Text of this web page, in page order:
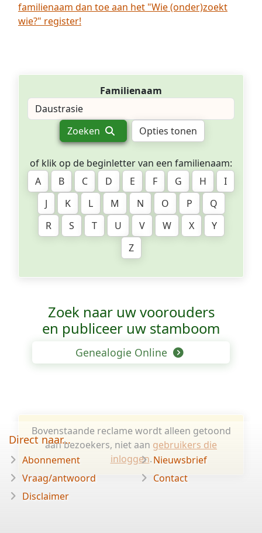
familienaam dan toe aan het "Wie (onder)zoekt
wie?" register!
Familienaam
Zoeken Opties tonen
of klik op de beginletter van een familienaam:
A
B C D E F G H
I
J
K L M N O P
Q
R
S T U V W X
Y
Z
Zoek naar uw voorouders
en publiceer uw stamboom
Genealogie Online
Bovenstaande reclame wordt alleen getoond
aan bezoekers, niet aan gebruikers die
inloggen.
Direct naar...
Abonnement
Vraag/antwoord
Disclaimer
Nieuwsbrief
Contact